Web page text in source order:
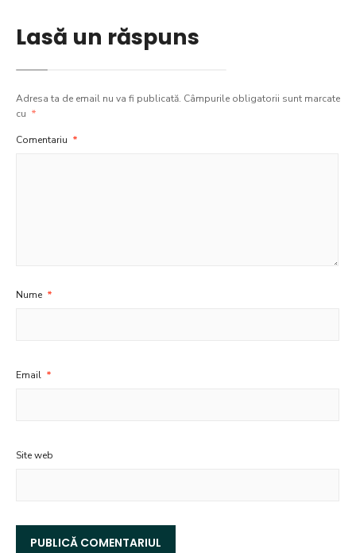
Lasă un răspuns
Adresa ta de email nu va fi publicată. Câmpurile obligatorii sunt marcate
cu *
Comentariu *
Nume *
Email *
Site web